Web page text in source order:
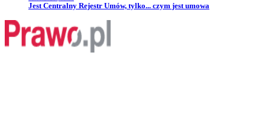
Przejdź do artykułu:
Jest Centralny Rejestr Umów, tylko... czym jest umowa